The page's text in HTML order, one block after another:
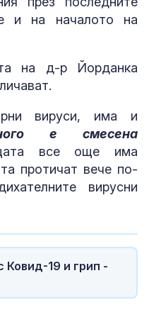
и на началото на
на д-р Йорданка
вируси, има и
е смесена
все още има
протичат вече по-
вирусни
Ковид-19 и грип -